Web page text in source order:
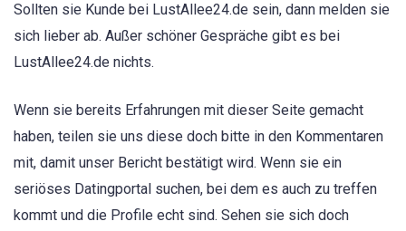
Sollten sie Kunde bei LustAllee24.de sein, dann melden sie
sich lieber ab. Außer schöner Gespräche gibt es bei
LustAllee24.de nichts.
Wenn sie bereits Erfahrungen mit dieser Seite gemacht
haben, teilen sie uns diese doch bitte in den Kommentaren
mit, damit unser Bericht bestätigt wird. Wenn sie ein
seriöses Datingportal suchen, bei dem es auch zu treffen
kommt und die Profile echt sind. Sehen sie sich doch